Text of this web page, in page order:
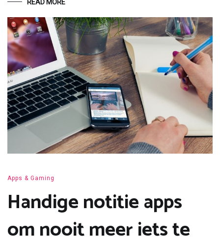
READ MORE
Apps & Gaming
Handige notitie apps
om nooit meer iets te